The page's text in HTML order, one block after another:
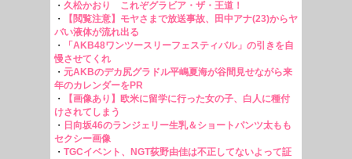
・ 久松かおり これぞグラビア・ザ・王道！
・
【閲覧注意】モヤさまで放送事故、田中アナ(23)からヤ
バい液体が流れ出る
・
「AKB48ワンツースリーフェスティバル」の引きを自
慢させてくれ
・ 元AKBのデカ尻グラドル平嶋夏海が谷間見せながら来
年のカレンダーをPR
・
【画像あり】欧米に留学に行った女の子、白人に種付
けされてしまう
・ 日向坂46のランジェリー生乳＆ショートパンツ太もも
セクシー画像
・ TGCイベント、NGT荻野由佳は不正してないよって証